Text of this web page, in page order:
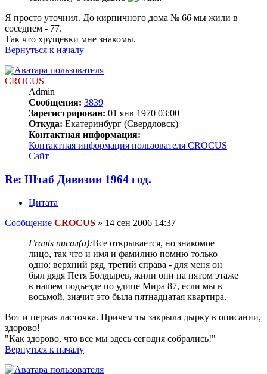
Я просто уточнил. До кирпичного дома № 66 мы жили в
соседнем - 77.
Так что хрущевки мне знакомы.
Вернуться к началу
CROCUS
Admin
Сообщения: 3839
Зарегистрирован: 01 янв 1970 03:00
Откуда: Екатеринбург (Свердловск)
Контактная информация:
Контактная информация пользователя CROCUS
Сайт
Re: Штаб Дивизии 1964 год.
Цитата
Сообщение CROCUS » 14 сен 2006 14:37
Frants писал(а):Все открывается, но знакомое
лицо, так что и имя и фамилию помню только
одно: верхний ряд, третий справа - для меня он
был дядя Петя Болдырев, жили они на пятом этаже
в нашем подъезде по удице Мира 87, если мы в
восьмой, значит это была пятнадцатая квартира.
Вот и первая ласточка. Причем ты закрыла дырку в описании,
здорово!
"Как здорово, что все мы здесь сегодня собрались!"
Вернуться к началу